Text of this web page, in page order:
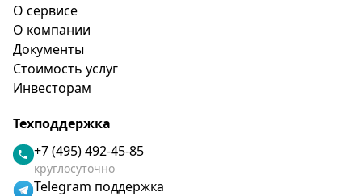
О сервисе
О компании
Документы
Стоимость услуг
Инвесторам
Техподдержка
+7 (495) 492-45-85
круглосуточно
Telegram поддержка